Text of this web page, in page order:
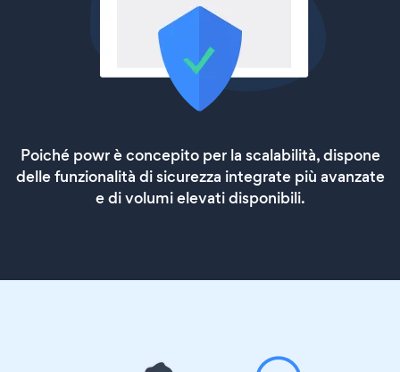
Poiché powr è concepito per la scalabilità, dispone
delle funzionalità di sicurezza integrate più avanzate
e di volumi elevati disponibili.